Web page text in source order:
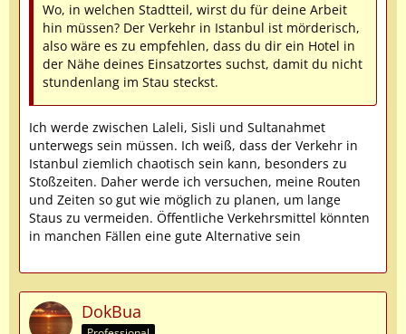
Wo, in welchen Stadtteil, wirst du für deine Arbeit
hin müssen? Der Verkehr in Istanbul ist mörderisch,
also wäre es zu empfehlen, dass du dir ein Hotel in
der Nähe deines Einsatzortes suchst, damit du nicht
stundenlang im Stau steckst.
Ich werde zwischen Laleli, Sisli und Sultanahmet
unterwegs sein müssen. Ich weiß, dass der Verkehr in
Istanbul ziemlich chaotisch sein kann, besonders zu
Stoßzeiten. Daher werde ich versuchen, meine Routen
und Zeiten so gut wie möglich zu planen, um lange
Staus zu vermeiden. Öffentliche Verkehrsmittel könnten
in manchen Fällen eine gute Alternative sein
DokBua